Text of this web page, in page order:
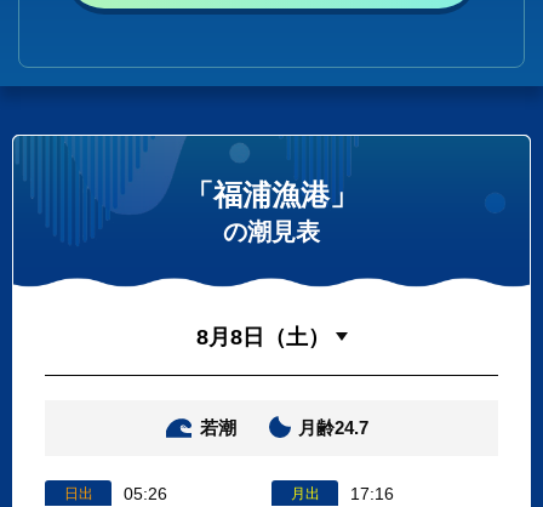
「福浦漁港」
の潮見表
若潮 月齢24.7
日出 05:26 月出 17:16